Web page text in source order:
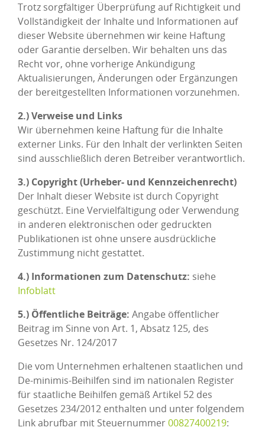
Trotz sorgfältiger Überprüfung auf Richtigkeit und
Vollständigkeit der Inhalte und Informationen auf
dieser Website übernehmen wir keine Haftung
oder Garantie derselben. Wir behalten uns das
Recht vor, ohne vorherige Ankündigung
Aktualisierungen, Änderungen oder Ergänzungen
der bereitgestellten Informationen vorzunehmen.
2.) Verweise und Links
Wir übernehmen keine Haftung für die Inhalte
externer Links. Für den Inhalt der verlinkten Seiten
sind ausschließlich deren Betreiber verantwortlich.
3.) Copyright (Urheber- und Kennzeichenrecht)
Der Inhalt dieser Website ist durch Copyright
geschützt. Eine Vervielfältigung oder Verwendung
in anderen elektronischen oder gedruckten
Publikationen ist ohne unsere ausdrückliche
Zustimmung nicht gestattet.
4.) Informationen zum Datenschutz: siehe
Infoblatt
5.) Öffentliche Beiträge: Angabe öffentlicher
Beitrag im Sinne von Art. 1, Absatz 125, des
Gesetzes Nr. 124/2017
Die vom Unternehmen erhaltenen staatlichen und
De-minimis-Beihilfen sind im nationalen Register
für staatliche Beihilfen gemäß Artikel 52 des
Gesetzes 234/2012 enthalten und unter folgendem
Link abrufbar mit Steuernummer00827400219: